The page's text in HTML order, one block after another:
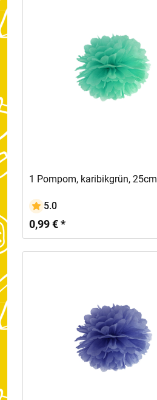
1 Pompom, karibikgrün, 25cm
5.0
0,99 € *